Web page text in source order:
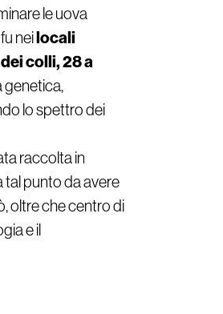
le uova
neilocali
colli, 28 a
genetica,
lo spettro dei
raccolta in
tal punto da avere
oltre che centro di
e il